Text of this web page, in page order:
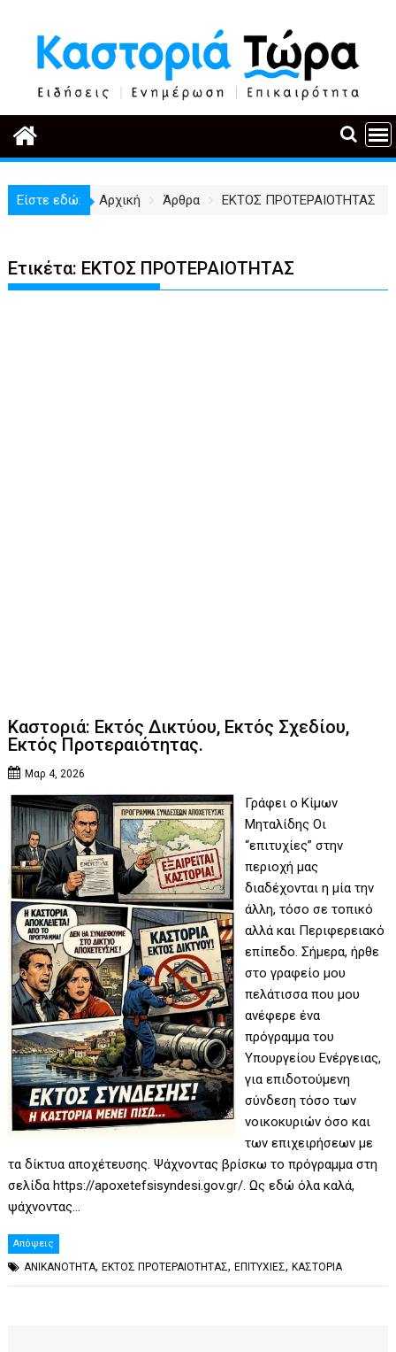
περιεχόμενο
Είστε εδώ: Αρχική Άρθρα ΕΚΤΟΣ ΠΡΟΤΕΡΑΙΟΤΗΤΑΣ
Ετικέτα: ΕΚΤΟΣ ΠΡΟΤΕΡΑΙΟΤΗΤΑΣ
Καστοριά: Εκτός Δικτύου, Εκτός Σχεδίου,
Εκτός Προτεραιότητας.
Μαρ 4, 2026
Γράφει ο Κίμων
Μηταλίδης Οι
“επιτυχίες” στην
περιοχή μας
διαδέχονται η μία την
άλλη, τόσο σε τοπικό
αλλά και Περιφερειακό
επίπεδο. Σήμερα, ήρθε
στο γραφείο μου
πελάτισσα που μου
ανέφερε ένα
πρόγραμμα του
Υπουργείου Ενέργειας,
για επιδοτούμενη
σύνδεση τόσο των
νοικοκυριών όσο και
των επιχειρήσεων με
τα δίκτυα αποχέτευσης. Ψάχνοντας βρίσκω το πρόγραμμα στη
σελίδα https://apoxetefsisyndesi.gov.gr/. Ως εδώ όλα καλά,
ψάχνοντας…
Απόψεις
ΑΝΙΚΑΝΟΤΗΤΑ,ΕΚΤΟΣ ΠΡΟΤΕΡΑΙΟΤΗΤΑΣ,ΕΠΙΤΥΧΙΕΣ,ΚΑΣΤΟΡΙΑ